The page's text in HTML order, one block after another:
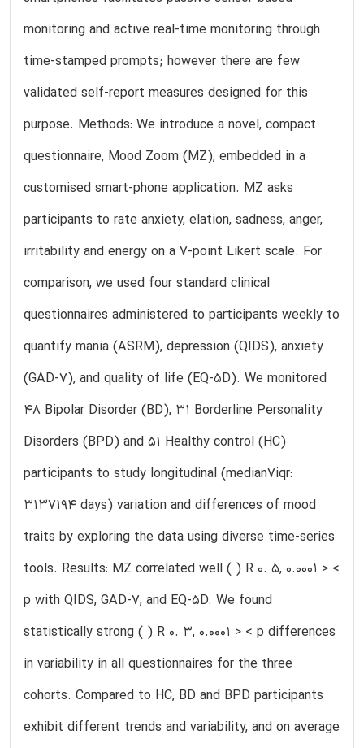
monitoring and active real-time monitoring through
time-stamped prompts; however there are few
validated self-report measures designed for this
purpose. Methods: We introduce a novel, compact
questionnaire, Mood Zoom (MZ), embedded in a
customised smart-phone application. MZ asks
participants to rate anxiety, elation, sadness, anger,
irritability and energy on a 7-point Likert scale. For
comparison, we used four standard clinical
questionnaires administered to participants weekly to
quantify mania (ASRM), depression (QIDS), anxiety
(GAD-7), and quality of life (EQ-5D). We monitored
48 Bipolar Disorder (BD), 31 Borderline Personality
Disorders (BPD) and 51 Healthy control (HC)
participants to study longitudinal (median7iqr:
3137194 days) variation and differences of mood
traits by exploring the data using diverse time-series
tools. Results: MZ correlated well ( ) R 0. 5, 0.0001 > <
p with QIDS, GAD-7, and EQ-5D. We found
statistically strong ( ) R 0. 3, 0.0001 > < p differences
in variability in all questionnaires for the three
cohorts. Compared to HC, BD and BPD participants
exhibit different trends and variability, and on average